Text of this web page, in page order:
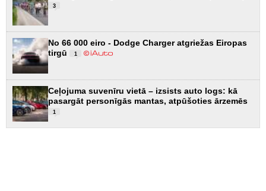
3
No 66 000 eiro - Dodge Charger atgriežas Eiropas
tirgū
1
Ceļojuma suvenīru vietā – izsists auto logs: kā
pasargāt personīgās mantas, atpūšoties ārzemēs
1